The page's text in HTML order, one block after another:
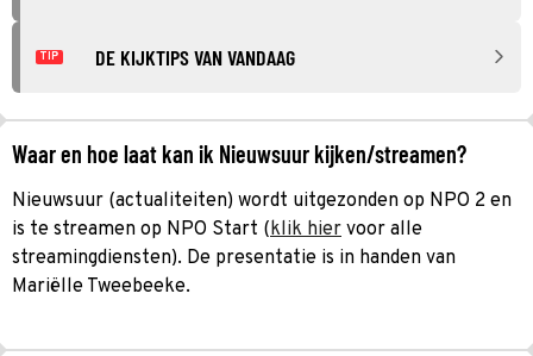
TIP DE KIJKTIPS VAN VANDAAG
Waar en hoe laat kan ik Nieuwsuur kijken/streamen?
Nieuwsuur (actualiteiten) wordt uitgezonden op NPO 2 en
is te streamen op NPO Start (klik hier voor alle
streamingdiensten). De presentatie is in handen van
Mariëlle Tweebeeke.